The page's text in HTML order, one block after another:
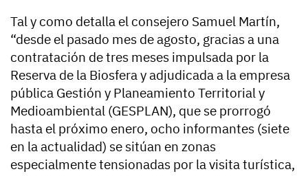
Tal y como detalla el consejero Samuel Martín,
“desde el pasado mes de agosto, gracias a una
contratación de tres meses impulsada por la
Reserva de la Biosfera y adjudicada a la empresa
pública Gestión y Planeamiento Territorial y
Medioambiental (GESPLAN), que se prorrogó
hasta el próximo enero, ocho informantes (siete
en la actualidad) se sitúan en zonas
especialmente tensionadas por la visita turística,